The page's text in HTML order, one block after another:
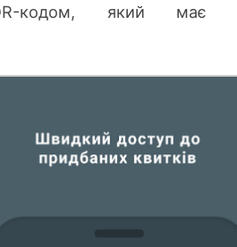
кодом, який має